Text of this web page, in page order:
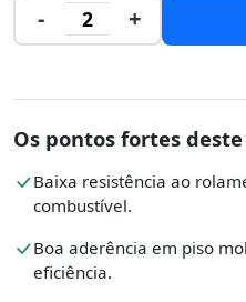
- 2 +
Os pontos fortes
Baixa resistência ao
combustível.
Boa aderência em piso
eficiência.